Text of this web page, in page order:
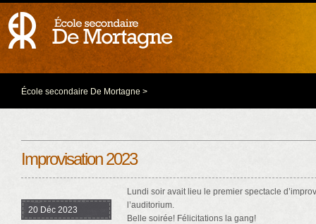
École secondaire De Mortagne >
Improvisation 2023
20 Déc 2023
Lundi soir avait lieu le premier spectacle
l’auditorium.
Belle soirée! Félicitations la gang!